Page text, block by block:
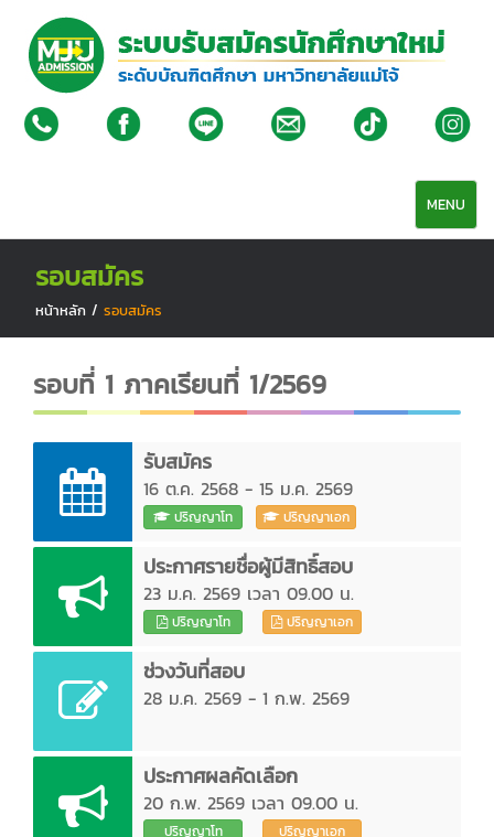
MENU
รอบสมัคร
หน้าหลัก / รอบสมัคร
รอบที่ 1 ภาคเรียนที่ 1/2569
รับสมัคร
16 ต.ค. 2568 - 15 ม.ค. 2569
ปริญญาโท ปริญญาเอก
ประกาศรายชื่อผู้มีสิทธิ์สอบ
23 ม.ค. 2569 เวลา 09.00 น.
ปริญญาโท ปริญญาเอก
ช่วงวันที่สอบ
28 ม.ค. 2569 - 1 ก.พ. 2569
ประกาศผลคัดเลือก
20 ก.พ. 2569 เวลา 09.00 น.
ปริญญาโท ปริญญาเอก